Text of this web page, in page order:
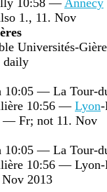
1., 11. Nov
Universités-
daily
10:05 — La Tour-
10:56 —Lyon-
— Fr; not 11. Nov
— La Tour-
10:56 — Lyon-
2013